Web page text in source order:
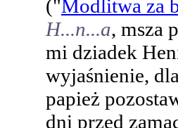
("Modlitwa za
H...n...a, msza
mi dziadek
wyjaśnienie,
papież
dni przed